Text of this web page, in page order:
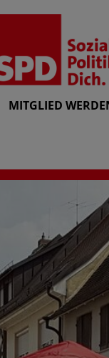
MITGLIED